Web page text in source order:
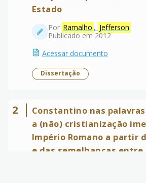
Estado
Por Ramalho , Jefferson
Publicado em 2012
Acessar documento
Dissertação
2
Constantino nas
a (não) cristianização
Império Romano a partir
e das semelhanças entre